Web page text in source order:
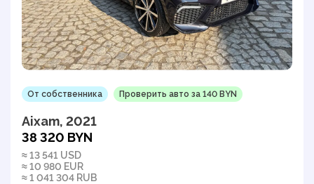
От собственника Проверить авто за 140 BYN
Aixam, 2021
38 320 BYN
≈ 13 541 USD
≈ 10 980 EUR
≈ 1 041 304 RUB